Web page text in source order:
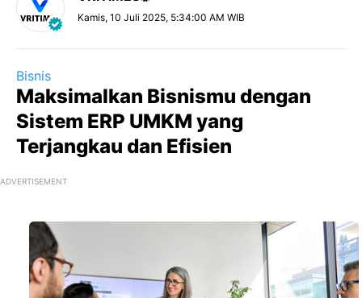
Kamis, 10 Juli 2025, 5:34:00 AM WIB
Bisnis
Maksimalkan Bisnismu dengan
Sistem ERP UMKM yang
Terjangkau dan Efisien
ADVERTISEMENT